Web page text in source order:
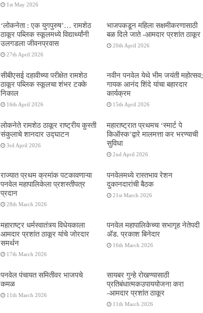
1st May 2026
‌‘लोकनेता : एक युगपुरुष‌’… रामशेठ
ठाकूर पब्लिक स्कूलमध्ये विद्यार्थ्यांनी
उलगडला जीवनप्रवास
27th April 2026
भाजपकडून महिला सक्षमीकरणासाठी
बळ दिले जाते -आमदार प्रशांत ठाकूर
20th April 2026
सीबीएसई दहावीच्या परीक्षेत रामशेठ
ठाकूर पब्लिक स्कूलचा शंभर टक्के
निकाल
16th April 2026
नवीन पनवेल येथे भीम जयंती महोत्सव;
गायक आनंद शिंदे यांचा बहारदार
कार्यक्रम
15th April 2026
लोकनेते रामशेठ ठाकूर राष्ट्रीय कुस्ती
संकुलाचे शानदार उद्घाटन
3rd April 2026
महाराष्ट्रात प्रथमच ‌‘स्मार्ट पे
किऑस्क‌’द्वारे मालमत्ता कर भरण्याची
सुविधा
2nd April 2026
राज्यात प्रथम क्रमांक पटकावणाऱ्या
पनवेल महापालिकेला प्रशस्तीपत्र
प्रदान
28th March 2026
पनवेलमध्ये रास्तभाव रेशन
दुकानदारांची बैठक
21st March 2026
महाराष्ट्र धर्मस्वातंत्र्य विधेयकाला
आमदार प्रशांत ठाकूर यांचे जोरदार
समर्थन
17th March 2026
पनवेल महापालिकेच्या सभागृह नेतेपदी
अ‍ॅड. प्रकाश बिनेदार
16th March 2026
पनवेल पंचायत समितीवर भाजपचे
कमळ
11th March 2026
सायबर गुन्हे रोखण्यासाठी
प्रतिबंधात्मकउपाययोजना करा
-आमदार प्रशांत ठाकूर
11th March 2026